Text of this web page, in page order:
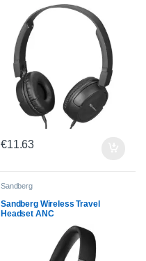
€11.63
Sandberg
Sandberg Wireless Travel
Headset ANC